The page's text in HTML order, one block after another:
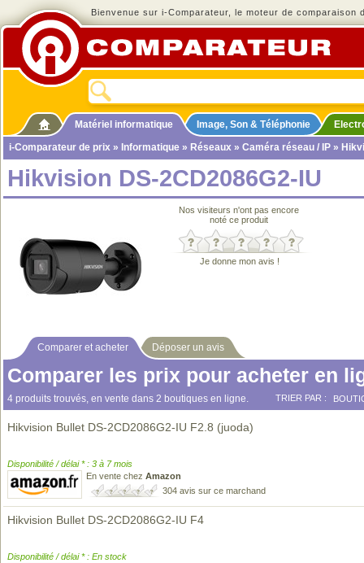
Bienvenue sur i-Comparateur, le moteur de comparaison
Matériel informatique Image, Son & Téléphonie
i-Comparateur de prix » Informatique » Réseaux » Caméra réseau / IP »
Hikvision DS-2CD2086G2-IU
Nos visiteurs n'ont pas encore
noté ce produit
Je donne mon avis !
Comparer et acheter Déposer un avis
Comparer les prix pour acheter en
4 produits trouvés, en vente dans 2 boutiques en ligne. TRIER PAR :
Hikvision Bullet DS-2CD2086G2-IU F2.8 (juoda)
Disponibilité / délai * : 3 à 7 mois
En vente chez Amazon
304 avis sur ce marchand
Hikvision Bullet DS-2CD2086G2-IU F4
Disponibilité / délai * : En stock